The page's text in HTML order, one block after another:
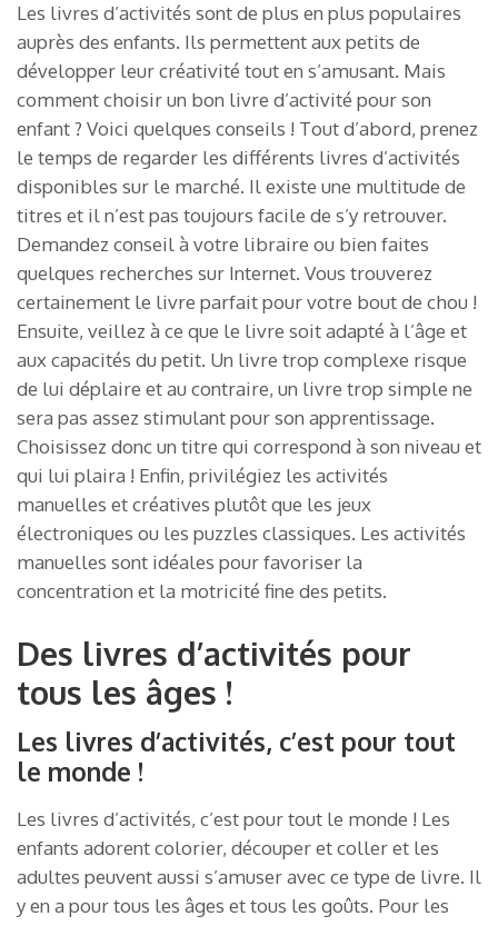
Les livres d’activités sont de plus en plus populaires
auprès des enfants. Ils permettent aux petits de
développer leur créativité tout en s’amusant. Mais
comment choisir un bon livre d’activité pour son
enfant ? Voici quelques conseils ! Tout d’abord, prenez
le temps de regarder les différents livres d’activités
disponibles sur le marché. Il existe une multitude de
titres et il n’est pas toujours facile de s’y retrouver.
Demandez conseil à votre libraire ou bien faites
quelques recherches sur Internet. Vous trouverez
certainement le livre parfait pour votre bout de chou !
Ensuite, veillez à ce que le livre soit adapté à l’âge et
aux capacités du petit. Un livre trop complexe risque
de lui déplaire et au contraire, un livre trop simple ne
sera pas assez stimulant pour son apprentissage.
Choisissez donc un titre qui correspond à son niveau et
qui lui plaira ! Enfin, privilégiez les activités
manuelles et créatives plutôt que les jeux
électroniques ou les puzzles classiques. Les activités
manuelles sont idéales pour favoriser la
concentration et la motricité fine des petits.
Des livres d’activités pour
tous les âges !
Les livres d’activités, c’est pour tout
le monde !
Les livres d’activités, c’est pour tout le monde ! Les
enfants adorent colorier, découper et coller et les
adultes peuvent aussi s’amuser avec ce type de livre. Il
y en a pour tous les âges et tous les goûts. Pour les